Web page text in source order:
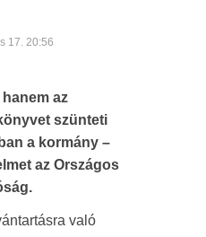
17. 20:56
hanem az
szünteti
a kormány –
az Országos
való